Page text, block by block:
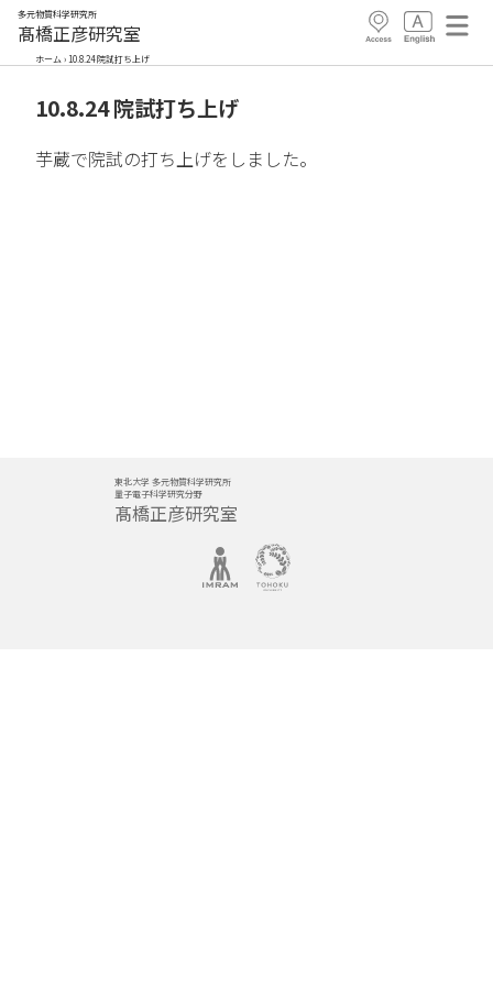
多元物質科学研究所
髙橋正彦研究室
ホーム › 10.8.24 院試打ち上げ
10.8.24 院試打ち上げ
芋蔵で院試の打ち上げをしました。
東北大学 多元物質科学研究所
量子電子科学研究分野
髙橋正彦研究室